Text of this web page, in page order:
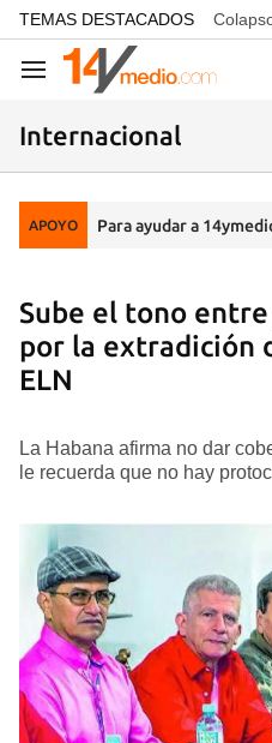
common.go-to-content
TEMAS DESTACADOS
Navegación
Internacional
APOYO Para ayudar a
Sube el tono
por la extradición
ELN
La Habana afirma no dar
le recuerda que no hay